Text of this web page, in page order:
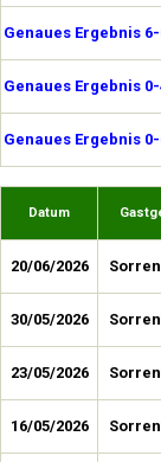
Genaues Ergebnis
Genaues Ergebnis
Genaues Ergebnis
Datum
20/06/2026
30/05/2026
23/05/2026
16/05/2026